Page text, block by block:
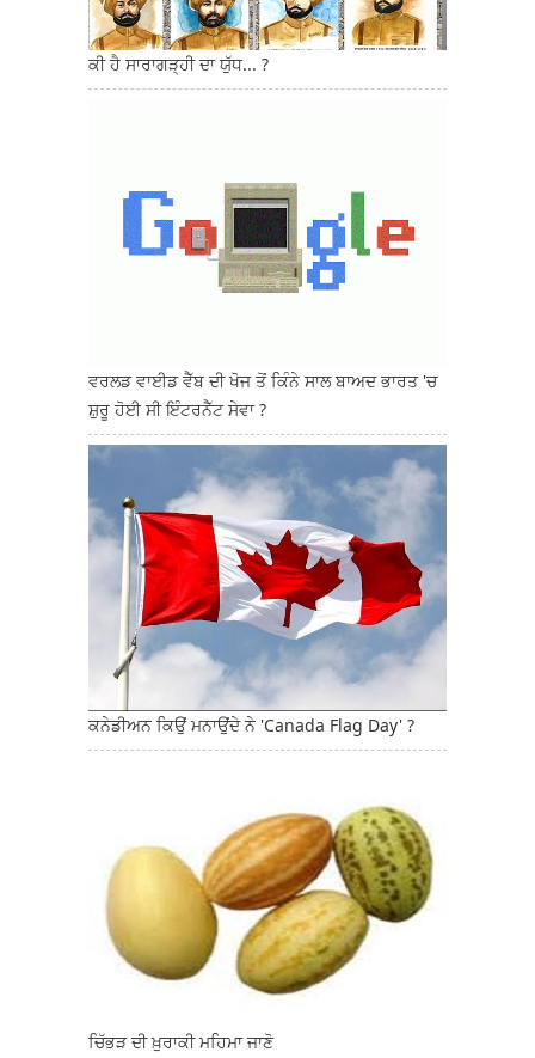
ਕੀ ਹੈ ਸਾਰਾਗੜ੍ਹੀ ਦਾ ਯੁੱਧ... ?
ਵਰਲਡ ਵਾਈਡ ਵੈੱਬ ਦੀ ਖੋਜ ਤੋਂ ਕਿੰਨੇ ਸਾਲ ਬਾਅਦ ਭਾਰਤ 'ਚ
ਸ਼ੁਰੂ ਹੋਈ ਸੀ ਇੰਟਰਨੈੱਟ ਸੇਵਾ ?
ਕਨੇਡੀਅਨ ਕਿਉਂ ਮਨਾਉਂਦੇ ਨੇ 'Canada Flag Day' ?
ਚਿੱਭੜ ਦੀ ਖ਼ੁਰਾਕੀ ਮਹਿਮਾ ਜਾਣੋ